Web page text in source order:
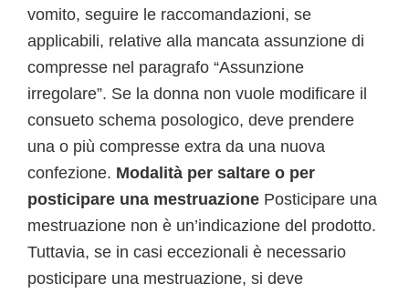
vomito, seguire le raccomandazioni, se
applicabili, relative alla mancata assunzione di
compresse nel paragrafo “Assunzione
irregolare”. Se la donna non vuole modificare il
consueto schema posologico, deve prendere
una o più compresse extra da una nuova
confezione. Modalità per saltare o per
posticipare una mestruazione Posticipare una
mestruazione non è un’indicazione del prodotto.
Tuttavia, se in casi eccezionali è necessario
posticipare una mestruazione, si deve